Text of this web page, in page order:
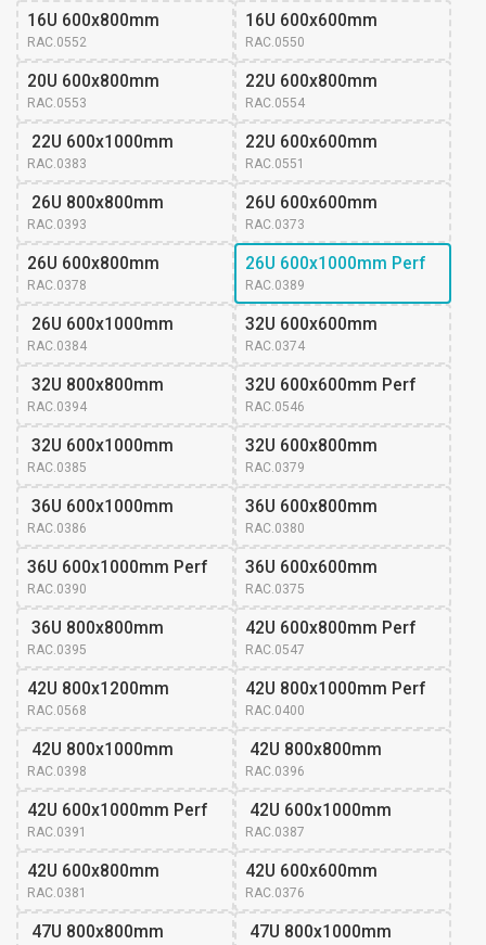
16U 600x800mm
RAC.0552
16U 600x600mm
RAC.0550
20U 600x800mm
RAC.0553
22U 600x800mm
RAC.0554
22U 600x1000mm
RAC.0383
22U 600x600mm
RAC.0551
26U 800x800mm
RAC.0393
26U 600x600mm
RAC.0373
26U 600x800mm
RAC.0378
26U 600x1000mm Perf
RAC.0389
26U 600x1000mm
RAC.0384
32U 600x600mm
RAC.0374
32U 800x800mm
RAC.0394
32U 600x600mm Perf
RAC.0546
32U 600x1000mm
RAC.0385
32U 600x800mm
RAC.0379
36U 600x1000mm
RAC.0386
36U 600x800mm
RAC.0380
36U 600x1000mm Perf
RAC.0390
36U 600x600mm
RAC.0375
36U 800x800mm
RAC.0395
42U 600x800mm Perf
RAC.0547
42U 800x1200mm
RAC.0568
42U 800x1000mm Perf
RAC.0400
42U 800x1000mm
RAC.0398
42U 800x800mm
RAC.0396
42U 600x1000mm Perf
RAC.0391
42U 600x1000mm
RAC.0387
42U 600x800mm
RAC.0381
42U 600x600mm
RAC.0376
47U 800x800mm 47U 800x1000mm